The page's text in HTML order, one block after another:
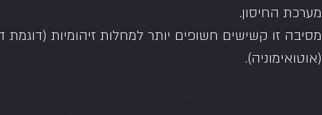
מערכת החיסון.
מסיבה זו קשישים חשופים יותר למחלות זיהומיות (דוגמת
(אוטואימוניה).